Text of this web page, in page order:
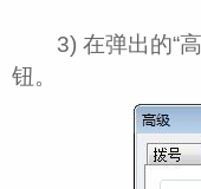
3) 在弹出的“高
钮。